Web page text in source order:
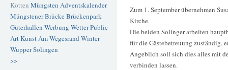
Kotten Müngsten Adventskalender
Müngstener BrückeBrückenpark
Güterhallen Werbung WetterPublic
ArtKunstAm Wegesrand Winter
WupperSolingen
>>
Zum 1. September übernehmen
Kirche.
Die beiden Solinger arbeiten
für die Gästebetreuung zuständig,
Angeblich soll sich dies alles mit
verbinden lassen.